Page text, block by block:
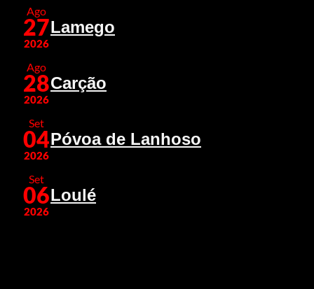
Ago
27
2026
Lamego
Ago
28
2026
Carção
Set
04
2026
Póvoa de Lanhoso
Set
06
2026
Loulé